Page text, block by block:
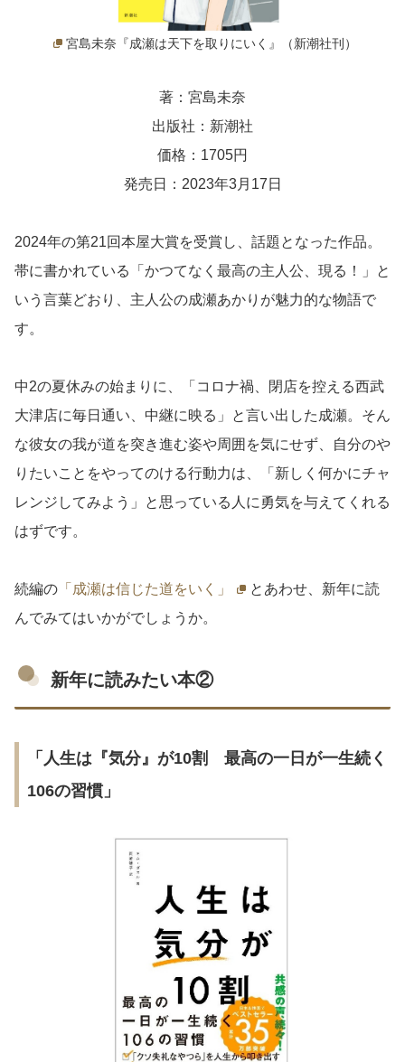
宮島未奈『成瀬は天下を取りにいく』（新潮社刊）
著：宮島未奈
出版社：新潮社
価格：1705円
発売日：2023年3月17日
2024年の第21回本屋大賞を受賞し、話題となった作品。
帯に書かれている「かつてなく最高の主人公、現る！」と
いう言葉どおり、主人公の成瀬あかりが魅力的な物語で
す。
中2の夏休みの始まりに、「コロナ禍、閉店を控える西武
大津店に毎日通い、中継に映る」と言い出した成瀬。そん
な彼女の我が道を突き進む姿や周囲を気にせず、自分のや
りたいことをやってのける行動力は、「新しく何かにチャ
レンジしてみよう」と思っている人に勇気を与えてくれる
はずです。
続編の 「成瀬は信じた道をいく」
とあわせ、新年に読
んでみてはいかがでしょうか。
新年に読みたい本②
「人生は『気分』が10割 最高の一日が一生続く
106の習慣」